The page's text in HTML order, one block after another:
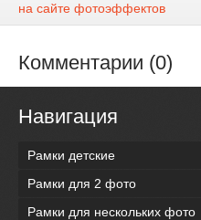
на сайте фотоэффектов
Комментарии (0)
Навигация
Рамки детские
Рамки для 2 фото
Рамки для нескольких фото